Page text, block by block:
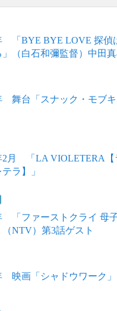
「BYE BYE LOVE 探偵
」（白石和彌監督）中田
舞台「スナック・モブキ
2月 「LA VIOLETERA【
ラ】」
「ファーストクライ 母
（NTV）第3話ゲスト
映画「シャドウワーク